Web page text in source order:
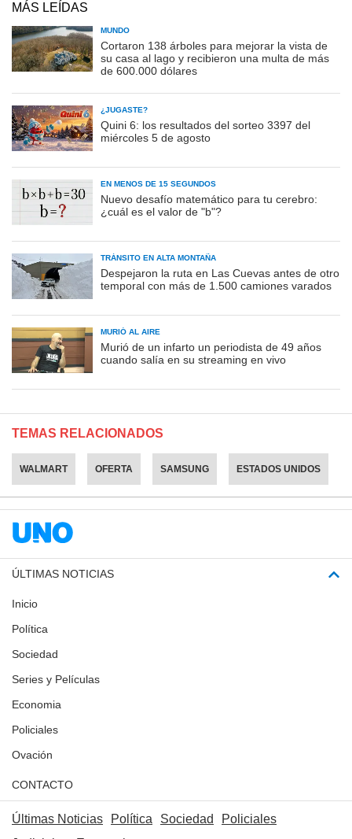
MÁS LEÍDAS
MUNDO
Cortaron 138 árboles para mejorar la vista de
su casa al lago y recibieron una multa de más
de 600.000 dólares
¿JUGASTE?
Quini 6: los resultados del sorteo 3397 del
miércoles 5 de agosto
EN MENOS DE 15 SEGUNDOS
Nuevo desafío matemático para tu cerebro:
¿cuál es el valor de "b"?
TRÁNSITO EN ALTA MONTAÑA
Despejaron la ruta en Las Cuevas antes de otro
temporal con más de 1.500 camiones varados
MURIÓ AL AIRE
Murió de un infarto un periodista de 49 años
cuando salía en su streaming en vivo
TEMAS RELACIONADOS
WALMART OFERTA SAMSUNG ESTADOS UNIDOS
ÚLTIMAS NOTICIAS
Inicio
Política
Sociedad
Series y Películas
Economia
Policiales
Ovación
CONTACTO
Últimas Noticias Política Sociedad
Policiales